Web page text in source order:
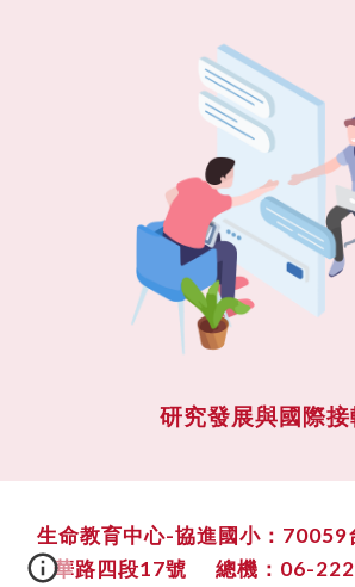
研究發展與國際接
生命教育中心-協進國小：70059
華路四段17號 總機：06-